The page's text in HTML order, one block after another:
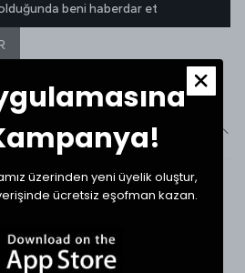
beni haberdar et
üzerinden yeni üyelik oluştur,
ücretsiz eşofman kazan.